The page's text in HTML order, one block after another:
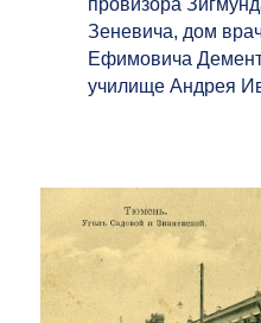
провизора
Зеневича, дом
Ефимовича
училище Андрея